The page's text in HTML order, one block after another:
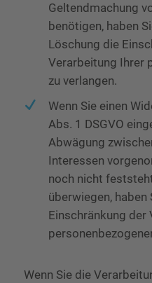
Geltendmachung
benötigen, haben
Löschung die
Verarbeitung Ihrer
zu verlangen.
Wenn Sie einen
Abs. 1 DSGVO
Abwägung
Interessen
noch nicht
überwiegen, haben
Einschränkung der
Wenn Sie die